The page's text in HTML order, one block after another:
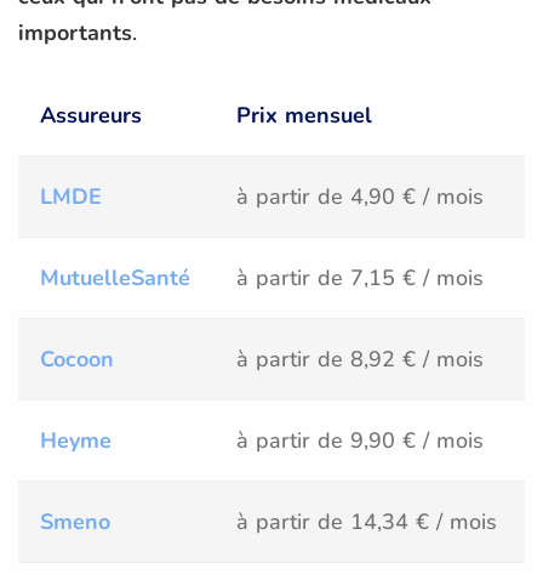
importants.
Assureurs Prix mensuel
LMDE à partir de 4,90 € / mois
MutuelleSanté à partir de 7,15 € / mois
Cocoon à partir de 8,92 € / mois
Heyme à partir de 9,90 € / mois
Smeno à partir de 14,34 € / mois